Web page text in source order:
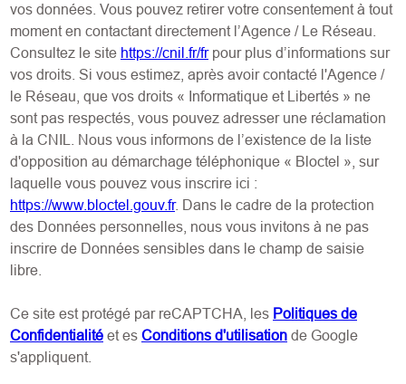
vos données. Vous pouvez retirer votre consentement à tout
moment en contactant directement l’Agence / Le Réseau.
Consultez le site https://cnil.fr/frpour plus d’informations sur
vos droits. Si vous estimez, après avoir contacté l'Agence /
le Réseau, que vos droits « Informatique et Libertés » ne
sont pas respectés, vous pouvez adresser une réclamation
à la CNIL. Nous vous informons de l’existence de la liste
d'opposition au démarchage téléphonique « Bloctel », sur
laquelle vous pouvez vous inscrire ici :
https://www.bloctel.gouv.fr. Dans le cadre de la protection
des Données personnelles, nous vous invitons à ne pas
inscrire de Données sensibles dans le champ de saisie
libre.
Ce site est protégé par reCAPTCHA, les Politiques de
Confidentialité et es Conditions d'utilisation de Google
s'appliquent.